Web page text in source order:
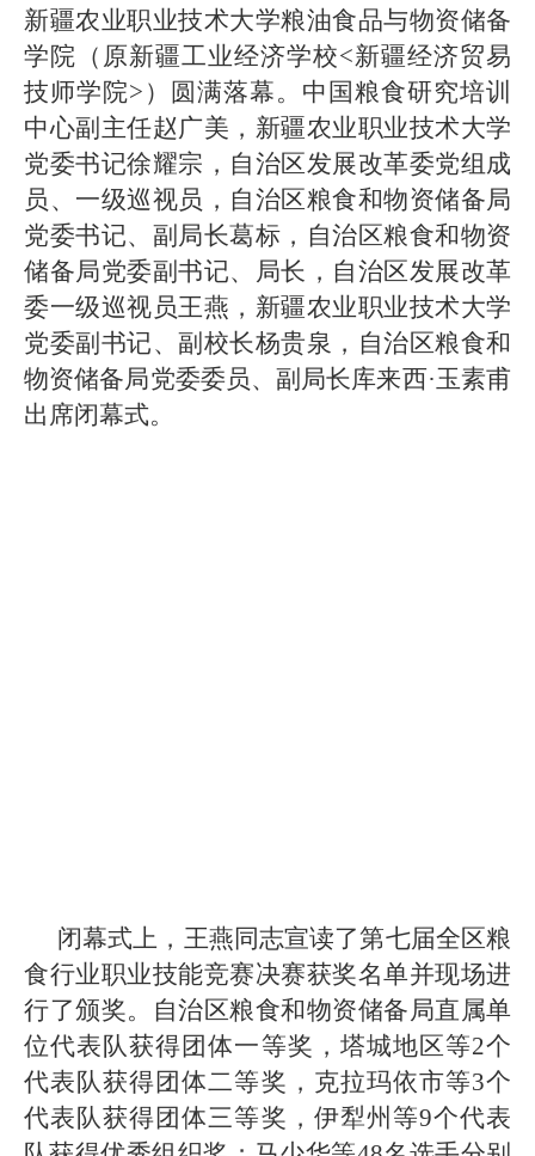
新疆农业职业技术大学粮油食品与物资储备
学院（原新疆工业经济学校<新疆经济贸易
技师学院> ）圆满落幕。中国粮食研究培训
中心副主任赵广美，新疆农业职业技术大学
党委书记徐耀宗，自治区发展改革委党组成
员、一级巡视员，自治区粮食和物资储备局
党委书记、副局长葛标，自治区粮食和物资
储备局党委副书记、局长，自治区发展改革
委一级巡视员王燕，新疆农业职业技术大学
党委副书记、副校长杨贵泉，自治区粮食和
物资储备局党委委员、副局长库来西·玉素甫
出席闭幕式。
闭幕式上，王燕同志宣读了第七届全区粮
食行业职业技能竞赛决赛获奖名单并现场进
行了颁奖。自治区粮食和物资储备局直属单
位代表队获得团体一等奖，塔城地区等2个
代表队获得团体二等奖，克拉玛依市等3个
代表队获得团体三等奖，伊犁州等9个代表